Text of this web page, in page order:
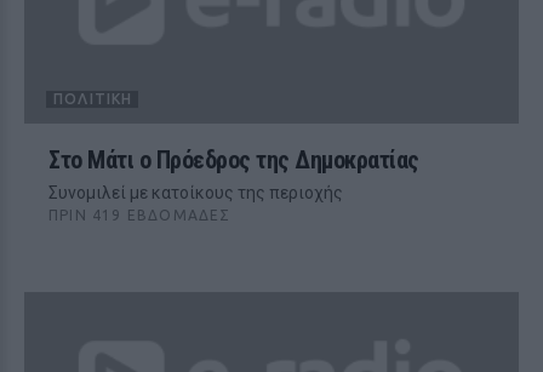
ΠΟΛΙΤΙΚΉ
Στο Μάτι ο Πρόεδρος της Δημοκρατίας
Συνομιλεί με κατοίκους της περιοχής
ΠΡΙΝ 419 ΕΒΔΟΜΆΔΕΣ